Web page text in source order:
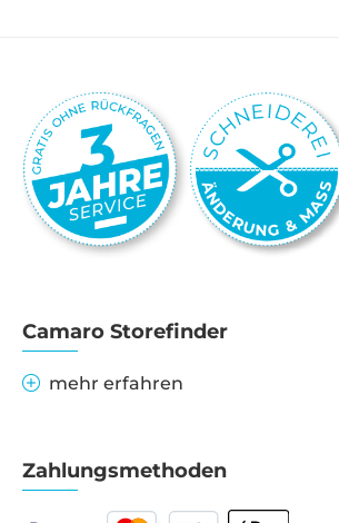
Camaro Storefinder
mehr erfahren
Zahlungsmethoden